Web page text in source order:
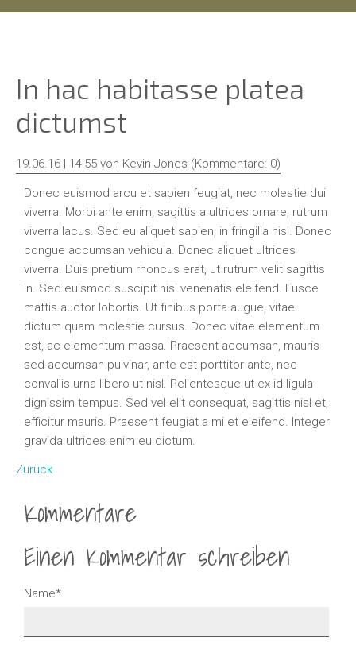
Tiere
Pferde
Sonstige
Landschaften
Kontakt
Meine
Leistungen
In hac habitasse platea
dictumst
19.06.16 | 14:55 von Kevin Jones (Kommentare: 0)
Donec euismod arcu et sapien feugiat, nec molestie dui
viverra. Morbi ante enim, sagittis a ultrices ornare, rutrum
viverra lacus. Sed eu aliquet sapien, in fringilla nisl. Donec
congue accumsan vehicula. Donec aliquet ultrices
viverra. Duis pretium rhoncus erat, ut rutrum velit sagittis
in. Sed euismod suscipit nisi venenatis eleifend. Fusce
mattis auctor lobortis. Ut finibus porta augue, vitae
dictum quam molestie cursus. Donec vitae elementum
est, ac elementum massa. Praesent accumsan, mauris
sed accumsan pulvinar, ante est porttitor ante, nec
convallis urna libero ut nisl. Pellentesque ut ex id ligula
dignissim tempus. Sed vel elit consequat, sagittis nisl et,
efficitur mauris. Praesent feugiat a mi et eleifend. Integer
gravida ultrices enim eu dictum.
Zurück
Kommentare
Einen Kommentar schreiben
Pflichtfeld
Name*